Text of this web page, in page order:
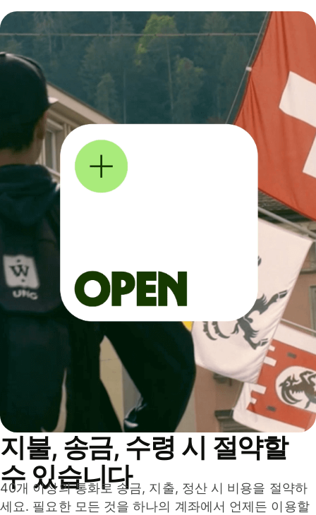
지불, 송금, 수령 시 절약할
수 있습니다
40개 이상의 통화로 송금, 지출, 정산 시 비용을 절약하
세요. 필요한 모든 것을 하나의 계좌에서 언제든 이용할